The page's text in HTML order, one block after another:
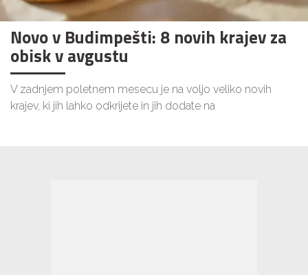
Novo v Budimpešti: 8 novih krajev za
obisk v avgustu
V zadnjem poletnem mesecu je na voljo veliko novih
krajev, ki jih lahko odkrijete in jih dodate na